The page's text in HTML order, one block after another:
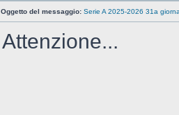
Oggetto del messaggio: Serie A 2025-2026 31a
Attenzione...